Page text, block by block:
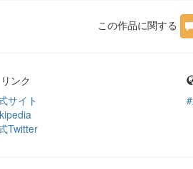
この作品に関する
リンク
サイト
Twitter